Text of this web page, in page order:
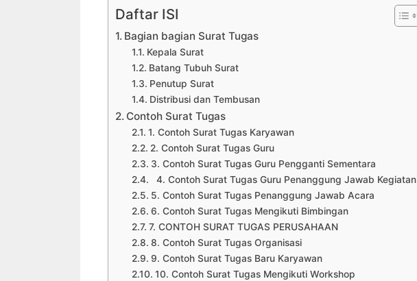
Daftar ISI
Bagian bagian Surat Tugas
Kepala Surat
Batang Tubuh Surat
Penutup Surat
Distribusi dan Tembusan
Contoh Surat Tugas
1. Contoh Surat Tugas Karyawan
2. Contoh Surat Tugas Guru
3. Contoh Surat Tugas Guru Pengganti Sementara
4. Contoh Surat Tugas Guru Penanggung Jawab Kegiatan
5. Contoh Surat Tugas Penanggung Jawab Acara
6. Contoh Surat Tugas Mengikuti Bimbingan
7. CONTOH SURAT TUGAS PERUSAHAAN
8. Contoh Surat Tugas Organisasi
9. Contoh Surat Tugas Baru Karyawan
10. Contoh Surat Tugas Mengikuti Workshop